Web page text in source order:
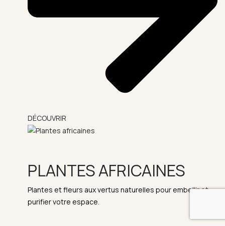
DÉCOUVRIR
PLANTES AFRICAINES
Plantes et fleurs aux vertus naturelles pour embellir et
purifier votre espace.